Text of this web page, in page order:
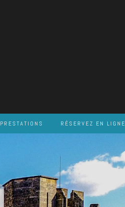
PRESTATIONS RÉSERVEZ EN LIGNE